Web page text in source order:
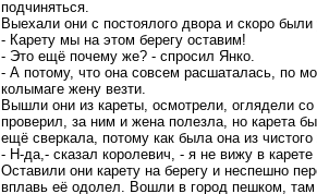
подчиняться.
Выехали они с постоялого двора и скоро были
- Карету мы на этом берегу оставим!
- Это ещё почему же? - спросил Янко.
- А потому, что она совсем расшаталась, по
колымаге жену везти.
Вышли они из кареты, осмотрели, оглядели
проверил, за ним и жена полезла, но карета
ещё сверкала, потому как была она из чистого
- Н-да,- сказал королевич, - я не вижу в
Оставили они карету на берегу и неспешно
вплавь её одолел. Вошли в город пешком,